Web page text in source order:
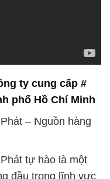
– Nguồn hàng
tự hào là một
đầu trong lĩnh vực
đã xây dựng một
cam kết về chất
sắc. Với một nguồn
tôi cung cấp